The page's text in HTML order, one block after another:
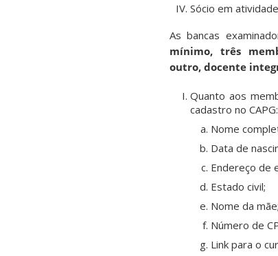
Sócio em
As bancas
mínimo, três
outro, docente
Quanto aos
cadastro no CAPG:
Nome
Data de
Endereço de
Estado civil;
Nome da mãe;
Número de
Link para o